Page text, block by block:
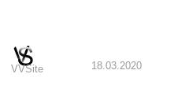
VVSite 18.03.2020